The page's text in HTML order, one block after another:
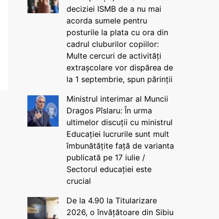
deciziei ISMB de a nu mai
acorda sumele pentru
posturile la plata cu ora din
cadrul cluburilor copiilor:
Multe cercuri de activități
extrașcolare vor dispărea de
la 1 septembrie, spun părinții
Ministrul interimar al Muncii
Dragos Pîslaru: În urma
ultimelor discuții cu ministrul
Educației lucrurile sunt mult
îmbunătățite față de varianta
publicată pe 17 iulie /
Sectorul educației este
crucial
De la 4.90 la Titularizare
2026, o învățătoare din Sibiu